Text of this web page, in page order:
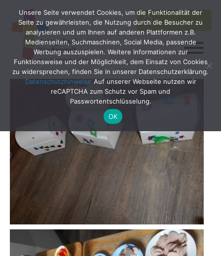
Search
for:
SEARCH
Unsere Seite verwendet Cookies, um die Funktionalität der
Seite zu gewährleisten, die Nutzung durch die Besucher zu
analysieren und um Ihnen auf anderen Plattformen z.B.
Medienseiten, Suchmaschinen, Social Media, passende
Werbung auszuspielen. Weitere Informationen zur
Funktionsweise und der Möglichkeit, dem Einsatz von Cookies
zu widersprechen, finden Sie in unserer Datenschutzerklärung.
DatenschutzhinweiseAuf unserer Webseite nutzen wir
reCAPTCHA zum Schutz vor Spam und
Passwortentschlüsselung.
OK